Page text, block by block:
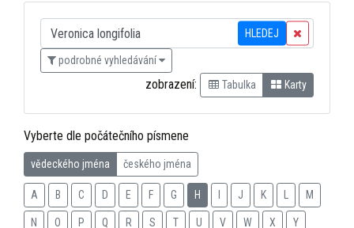
HLEDEJ
podrobné vyhledávání
zobrazení: Tabulka Karty
Vyberte dle počátečního písmene
vědeckého jména českého jména
A B C D E F G H J K M
N O P Q R S T U V W X Y